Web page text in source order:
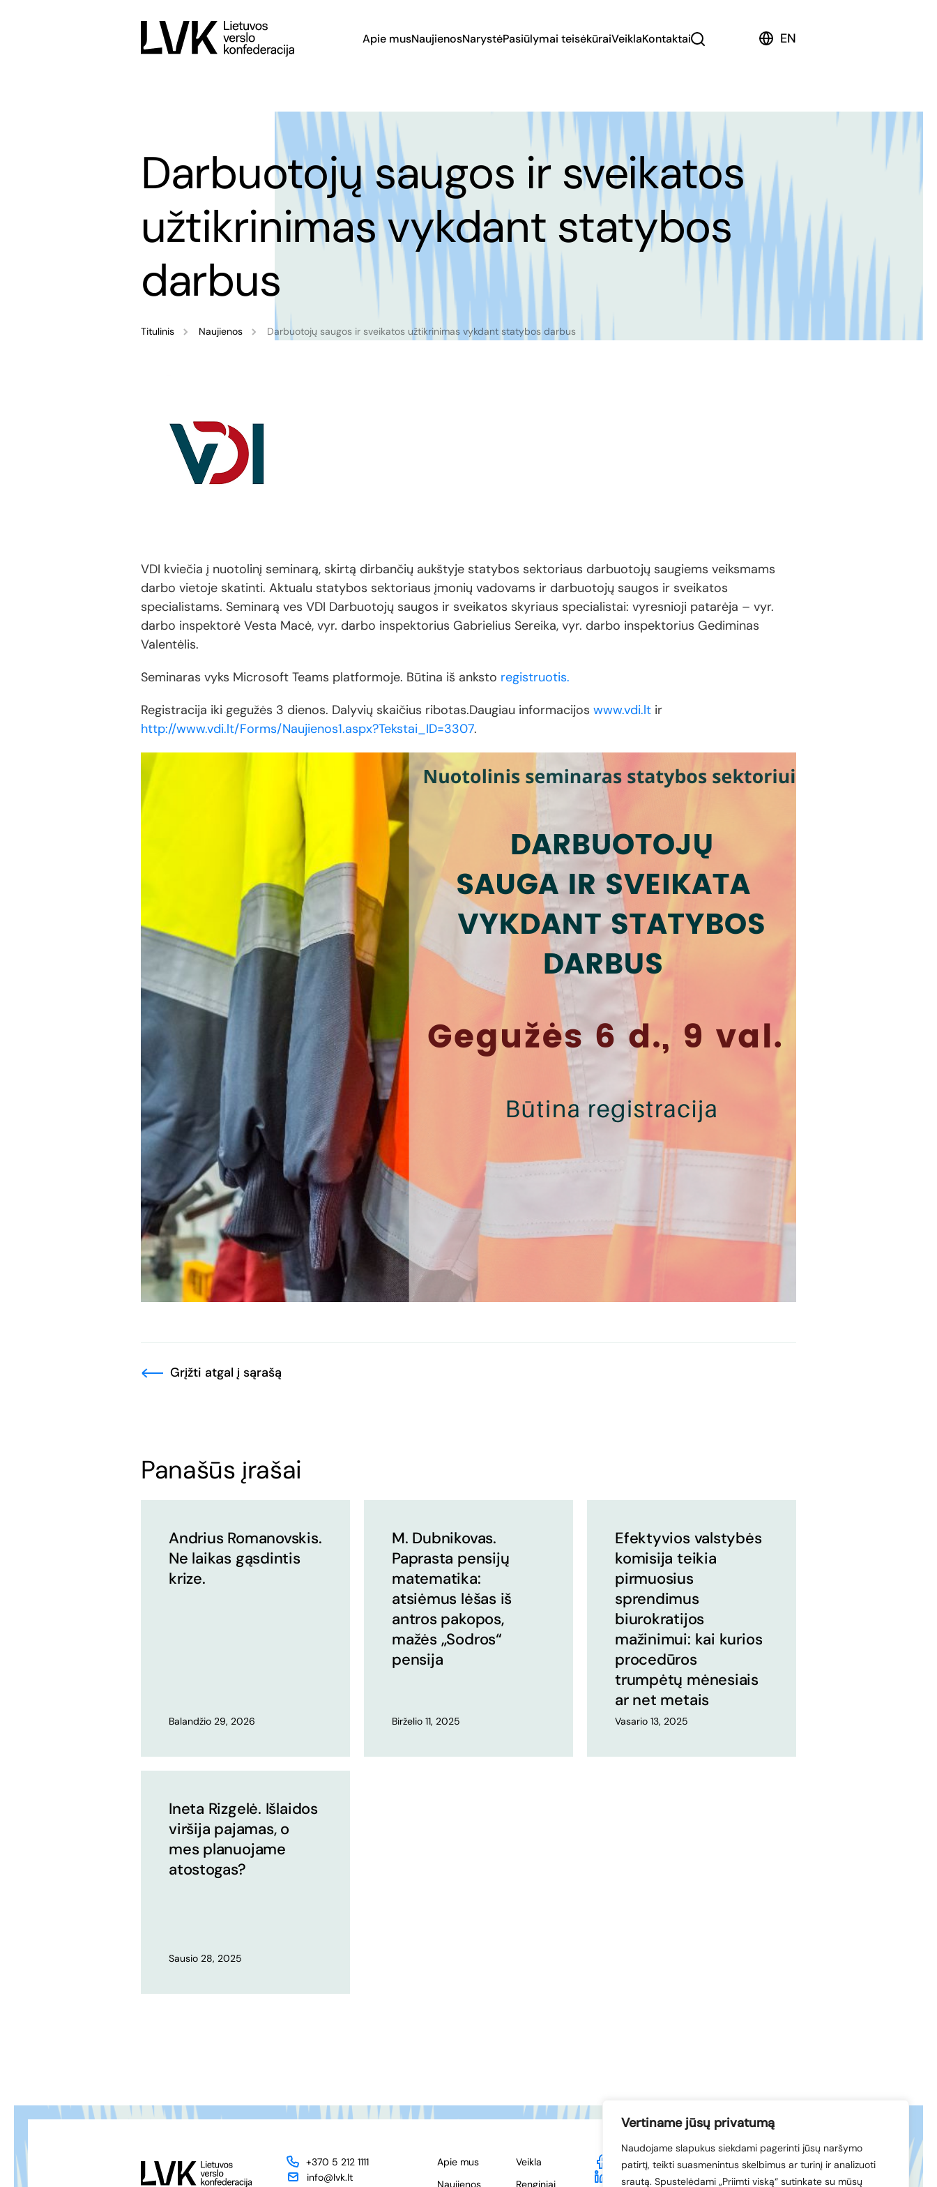
Vertiname jūsų privatumą
Naudojame slapukus siekdami pagerinti jūsų naršymo
patirtį, teikti suasmenintus skelbimus ar turinį ir analizuoti
srautą. Spustelėdami „Priimti viską“ sutinkate su mūsų
Apie musNaujienosNarystėPasiūlymai teisėkūraiVeiklaKontaktai EN
Darbuotojų saugos ir sveikatos
užtikrinimas vykdant statybos
darbus
Titulinis Naujienos Darbuotojų saugos ir sveikatos užtikrinimas vykdant statybos darbus
VDI kviečia į nuotolinį seminarą, skirtą dirbančių aukštyje statybos sektoriaus darbuotojų saugiems veiksmams
darbo vietoje skatinti. Aktualu statybos sektoriaus įmonių vadovams ir darbuotojų saugos ir sveikatos
specialistams. Seminarą ves VDI Darbuotojų saugos ir sveikatos skyriaus specialistai: vyresnioji patarėja – vyr.
darbo inspektorė Vesta Macė, vyr. darbo inspektorius Gabrielius Sereika, vyr. darbo inspektorius Gediminas
Valentėlis.
Seminaras vyks Microsoft Teams platformoje. Būtina iš anksto registruotis.
Registracija iki gegužės 3 dienos. Dalyvių skaičius ribotas.Daugiau informacijos www.vdi.lt ir
http://www.vdi.lt/Forms/Naujienos1.aspx?Tekstai_ID=3307.
Grįžti atgal į sąrašą
Panašūs įrašai
Andrius Romanovskis.
Ne laikas gąsdintis
krize.
Balandžio 29, 2026
M. Dubnikovas.
Paprasta pensijų
matematika:
atsiėmus lėšas iš
antros pakopos,
mažės „Sodros“
pensija
Birželio 11, 2025
Efektyvios valstybės
komisija teikia
pirmuosius
sprendimus
biurokratijos
mažinimui: kai kurios
procedūros
trumpėtų mėnesiais
ar net metais
Vasario 13, 2025
Ineta Rizgelė. Išlaidos
viršija pajamas, o
mes planuojame
atostogas?
Sausio 28, 2025
+370 5 212 1111
info@lvk.lt
Apie mus
Naujienos
Veikla
Renginiai
Facebook
LinkedIn
© 1994-2026 LVK